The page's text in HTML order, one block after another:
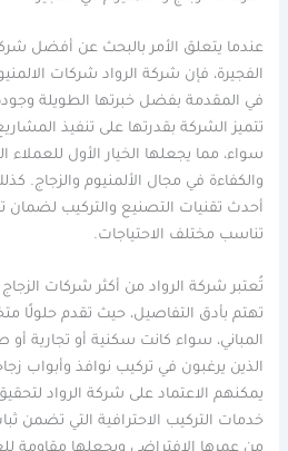
عندما يتعلق الأمر بالبحث عن أفضل
الفجيرة، فإن شركة الرواد شركات
في المقدمة بفضل خبرتها الطويلة
تتميز الشركة بقدرتها على تنفيذ
سواء، مما يجعلها الخيار الأول للعملاء
والكفاءة في مجال الألمنيوم والزجاج.
أحدث تقنيات التصنيع والتركيب لضمان
تناسب مختلف الاحتياجات.
تُعتبر شركة الرواد من أكثر شركات الزجاج
تهتم بأدق التفاصيل، حيث تقدم
المباني، سواء كانت سكنية أو تجارية أو
الذين يرغبون في تركيب نوافذ وأبواب
يمكنهم الاعتماد على شركة الرواد
خدمات التركيب الاحترافية التي تضمن